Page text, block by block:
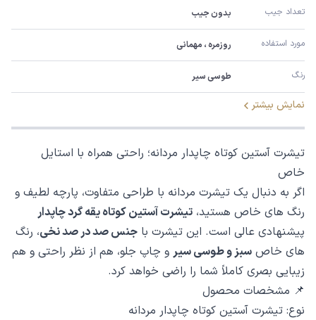
تعداد جیب بدون جیب
مورد استفاده روزمره ، مهمانی
رنگ طوسی سیر
نمایش بیشتر
تیشرت آستین کوتاه چاپدار مردانه؛ راحتی همراه با استایل
خاص
اگر به دنبال یک تیشرت مردانه با طراحی متفاوت، پارچه لطیف و
رنگ های خاص هستید، تیشرت آستین کوتاه یقه گرد چاپدار
پیشنهادی عالی است. این تیشرت با جنس صد در صد نخی، رنگ
های خاص سبز و طوسی سیر و چاپ جلو، هم از نظر راحتی و هم
زیبایی بصری کاملاً شما را راضی خواهد کرد.
📌 مشخصات محصول
نوع: تیشرت آستین کوتاه چاپدار مردانه